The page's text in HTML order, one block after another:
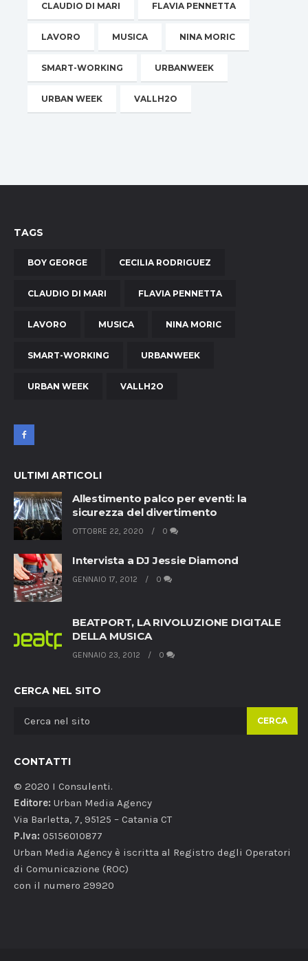
CLAUDIO DI MARI FLAVIA PENNETTA
LAVORO MUSICA NINA MORIC
SMART-WORKING URBANWEEK
URBAN WEEK VALLH2O
TAGS
BOY GEORGE CECILIA RODRIGUEZ
CLAUDIO DI MARI FLAVIA PENNETTA
LAVORO MUSICA NINA MORIC
SMART-WORKING URBANWEEK
URBAN WEEK VALLH2O
ULTIMI ARTICOLI
Allestimento palco per eventi: la
sicurezza del divertimento
OTTOBRE 22, 2020 0
Intervista a DJ Jessie Diamond
GENNAIO 17, 2012 0
BEATPORT, LA RIVOLUZIONE DIGITALE
DELLA MUSICA
GENNAIO 23, 2012 0
CERCA NEL SITO
CERCA
CONTATTI
© 2020 I Consulenti.
Editore: Urban Media Agency
Via Barletta, 7, 95125 – Catania CT
P.Iva: 05156010877
Urban Media Agency è iscritta al Registro degli Operatori
di Comunicazione (ROC)
con il numero 29920